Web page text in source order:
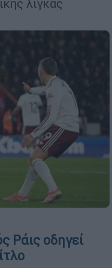
λίγκας
Ράις οδηγεί